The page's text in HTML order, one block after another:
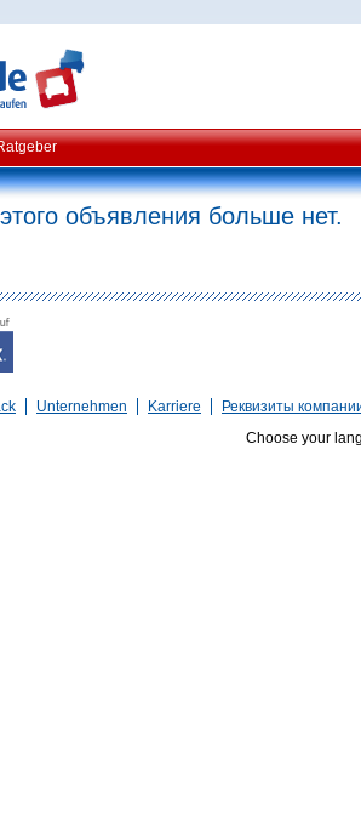
объявления больше нет.
Unternehmen Karriere
Реквизиты
Choose your